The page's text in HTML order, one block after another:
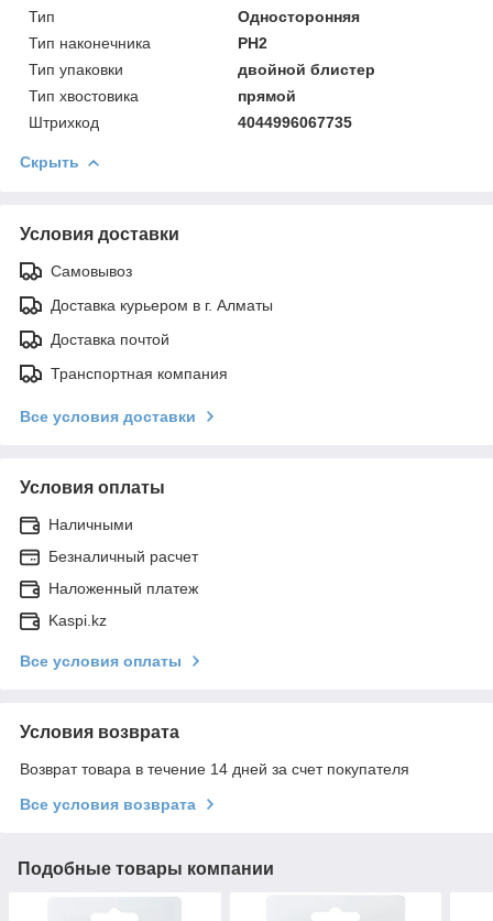
Тип
Односторонняя
Тип наконечника
PH2
Тип упаковки
двойной блистер
Тип хвостовика
прямой
Штрихкод
4044996067735
Скрыть
Условия доставки
Самовывоз
Доставка курьером в г. Алматы
Доставка почтой
Транспортная компания
Все условия доставки
Условия оплаты
Наличными
Безналичный расчет
Наложенный платеж
Kaspi.kz
Все условия оплаты
Условия возврата
Возврат товара в течение 14 дней за счет покупателя
Все условия возврата
Подобные товары компании